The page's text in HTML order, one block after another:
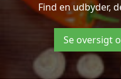
Find en udbyder,
Se oversigt